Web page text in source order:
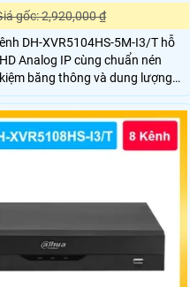
gốc: 2,920,000 ₫
DH-XVR5104HS-5M-I3/T hỗ
Analog IP cùng chuẩn nén
băng thông và dung lượng
xuất hình đồng thời độ phân giải
nét hỗ trợ tối đa 6TB ổ cứng
thông minh P2P xem từ xa